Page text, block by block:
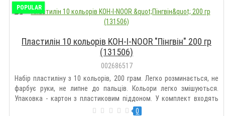
POPULAR
Пластилін 10 кольорів KOH-I-NOOR "Пінгвін" 200 гр
(131506)
002686517
Набір пластиліну з 10 кольорів, 200 грам. Легко розминається, не
фарбує руки, не липне до пальців. Кольори легко змішуються.
Упаковка - картон з пластиковим піддоном. У комплект входять
стеки. Відповідає європейським стандартам безпеки...
0